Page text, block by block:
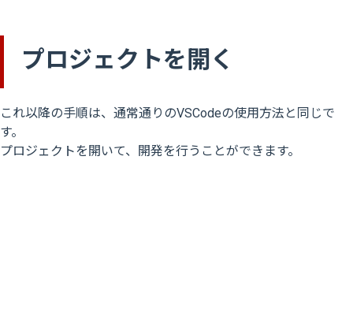
プロジェクトを開く
これ以降の手順は、通常通りのVSCodeの使用方法と同じで
す。
プロジェクトを開いて、開発を行うことができます。